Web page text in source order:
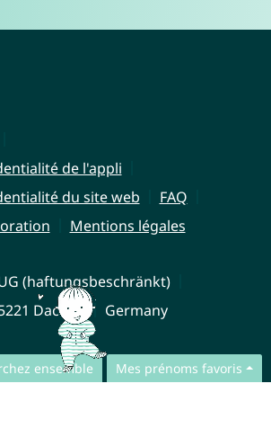
ensemble Mes prénoms favoris
de l'appli
du site web
FAQ
Mentions légales
(haftungsbeschränkt)
Dachau Germany